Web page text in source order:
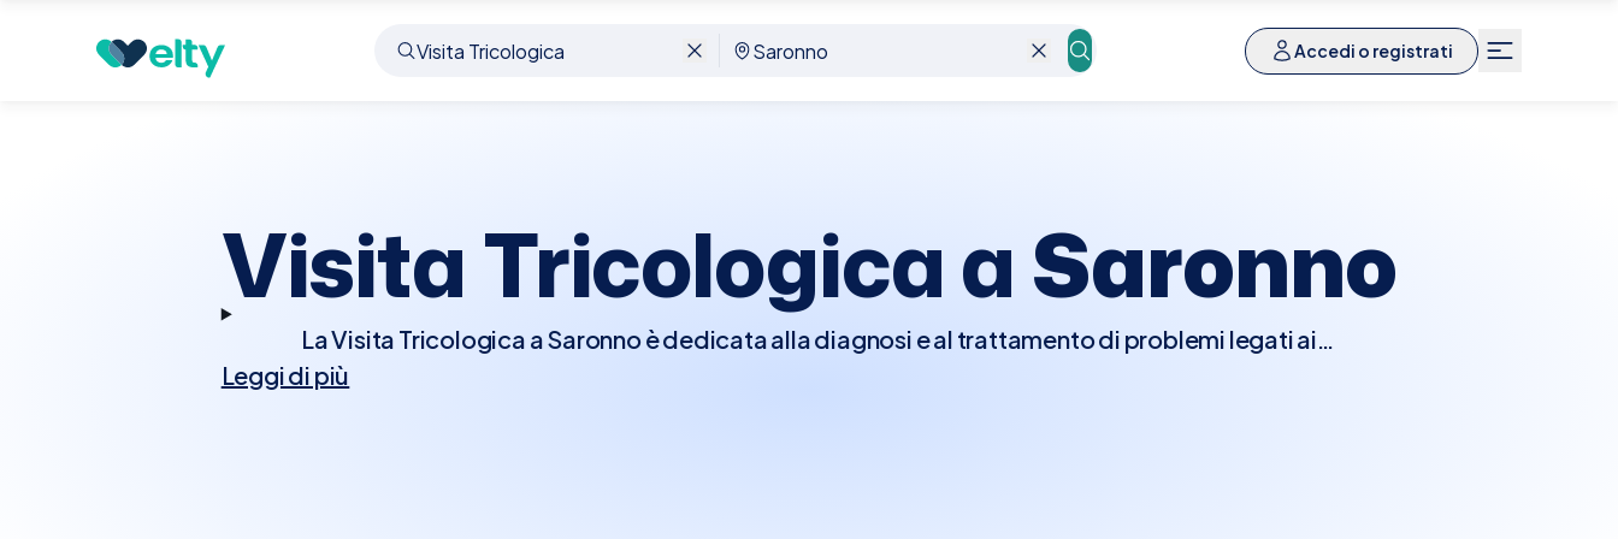
Accedi o registrati
Prenota visita Visita Tricologica Saronno
Visita Tricologica aSaronno
La Visita Tricologica a Saronno è dedicata alla diagnosi e al trattamento di problemi legati ai
capelli e al cuoio capelluto, come la caduta dei capelli, la calvizie, le infiammazioni e altre
Leggi di più